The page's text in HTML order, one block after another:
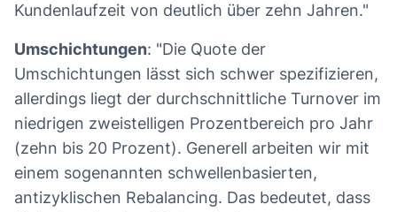
Kundenlaufzeit von deutlich über zehn Jahren."
Umschichtungen: "Die Quote der
Umschichtungen lässt sich schwer spezifizieren,
allerdings liegt der durchschnittliche Turnover im
niedrigen zweistelligen Prozentbereich pro Jahr
(zehn bis 20 Prozent). Generell arbeiten wir mit
einem sogenannten schwellenbasierten,
antizyklischen Rebalancing. Das bedeutet, dass